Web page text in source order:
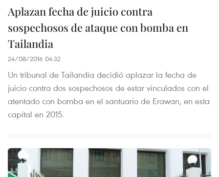
Aplazan fecha de juicio contra
sospechosos de ataque con bomba en
Tailandia
24/08/2016 04:32
Un tribunal de Tailandia decidió aplazar la fecha de
juicio contra dos sospechosos de estar vinculados con el
atentado con bomba en el santuario de Erawan, en esta
capital en 2015.